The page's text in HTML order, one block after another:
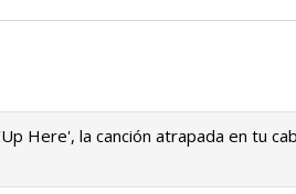
Here', la canción atrapada en tu